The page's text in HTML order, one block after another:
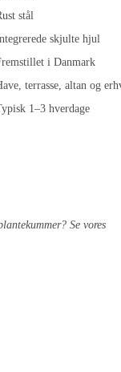
stål
skjulte hjul
i Danmark
terrasse, altan og
1–3 hverdage
Se vores